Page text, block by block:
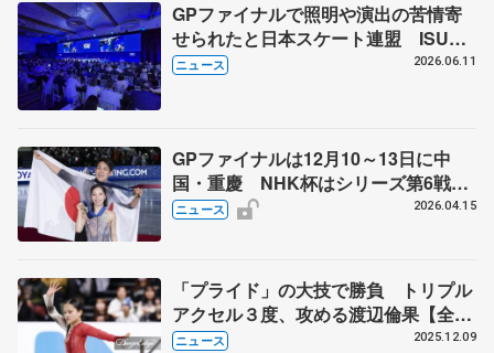
GPファイナルで照明や演出の苦情寄
せられたと日本スケート連盟 ISU総
会で発言「スケーター見たいファンに
ニュース 2026.06.11
GPファイナルは12月10～13日に中
国・重慶 NHK杯はシリーズ第6戦、
11月27～29日に東京 2026～27年シ
ニュース 2026.04.15
「プライド」の大技で勝負 トリプル
アクセル３度、攻める渡辺倫果【全日
本フィギュア直前連載②】
ニュース 2025.12.09